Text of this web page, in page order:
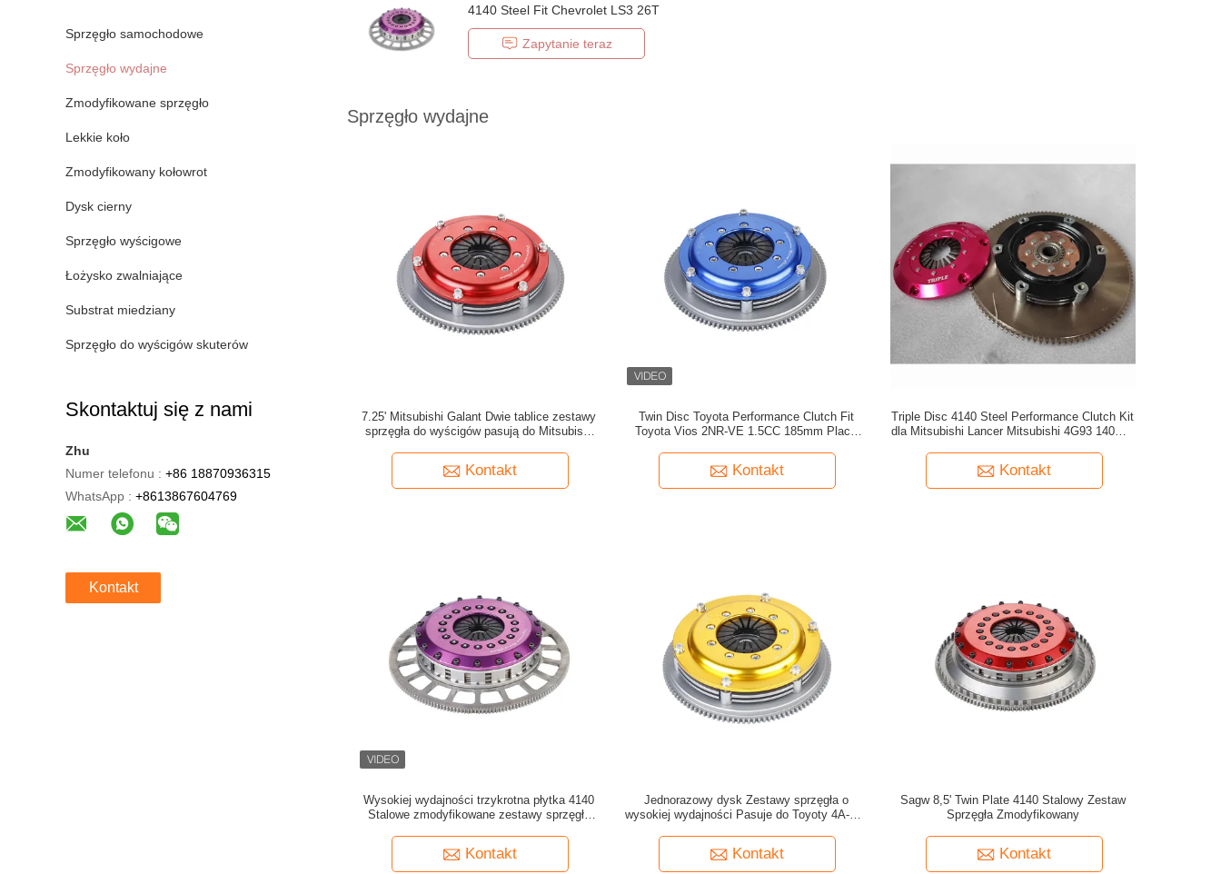
Sprzęgło samochodowe
Sprzęgło wydajne
Zmodyfikowane sprzęgło
Lekkie koło
Zmodyfikowany kołowrot
Dysk cierny
Sprzęgło wyścigowe
Łożysko zwalniające
Substrat miedziany
Sprzęgło do wyścigów skuterów
Skontaktuj się z nami
Zhu
Numer telefonu : +86 18870936315
WhatsApp : +8613867604769
Kontakt
4140 Steel Fit Chevrolet LS3 26T
Zapytanie teraz
Sprzęgło wydajne
7.25' Mitsubishi Galant Dwie tablice zestawy
sprzęgła do wyścigów pasują do Mitsubishi
Kontakt
Twin Disc Toyota Performance Clutch Fit
Toyota Vios 2NR-VE 1.5CC 185mm Placa
Kontakt
Triple Disc 4140 Steel Performance Clutch Kit
dla Mitsubishi Lancer Mitsubishi 4G93 140mm
Kontakt
Wysokiej wydajności trzykrotna płytka 4140
Stalowe zmodyfikowane zestawy sprzęgła
Kontakt
Jednorazowy dysk Zestawy sprzęgła o
wysokiej wydajności Pasuje do Toyoty 4A-GE
Kontakt
Sagw 8,5' Twin Plate 4140 Stalowy Zestaw
Sprzęgła Zmodyfikowany
Kontakt